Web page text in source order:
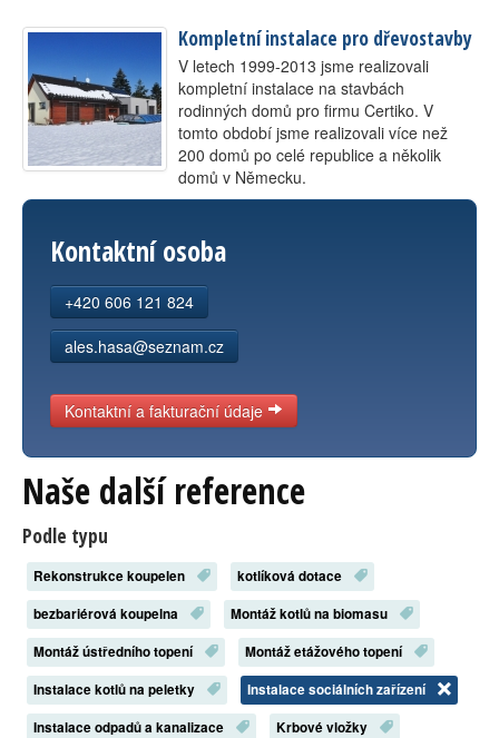
Kompletní instalace pro dřevostavby
V letech 1999-2013 jsme realizovali
kompletní instalace na stavbách
rodinných domů pro firmu Certiko. V
tomto období jsme realizovali více než
200 domů po celé republice a několik
domů v Německu.
Kontaktní osoba
+420 606 121 824
ales.hasa@seznam.cz
Kontaktní a fakturační údaje
Naše další reference
Podle typu
Rekonstrukce koupelen
kotlíková dotace
bezbariérová koupelna
Montáž kotlů na biomasu
Montáž ústředního topení
Montáž etážového topení
Instalace kotlů na peletky
Instalace sociálních zařízení
Instalace odpadů a kanalizace
Krbové vložky